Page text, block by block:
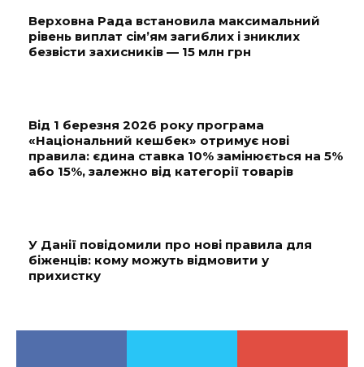
Верховна Рада встановила максимальний
рівень виплат сім’ям загиблих і зниклих
безвісти захисників — 15 млн грн
Від 1 березня 2026 року програма
«Національний кешбек» отримує нові
правила: єдина ставка 10% замінюється на 5%
або 15%, залежно від категорії товарів
У Данії повідомили про нові правила для
біженців: кому можуть відмовити у
прихистку